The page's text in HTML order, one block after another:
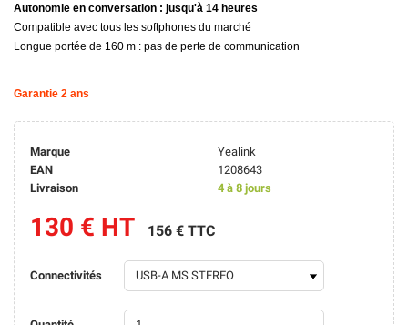
Autonomie en conversation : jusqu'à 14 heures
Compatible avec tous les softphones du marché
Longue portée de 160 m : pas de perte de communication
Garantie 2 ans
Marque
Yealink
EAN
1208643
Livraison
4 à 8 jours
130 € HT 156 € TTC
Connectivités